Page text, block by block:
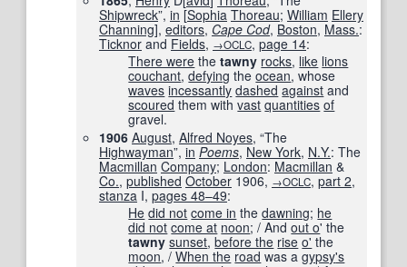
Shipwreck”, in [Sophia Thoreau; William Ellery
Channing], editors, Cape Cod, Boston, Mass.:
Ticknor and Fields, →OCLC, page 14:
There were thetawny rocks, like lions
couchant,defying theocean, whose
waves incessantly dashed against and
scoured them withvast quantities of
gravel.
1906 August, Alfred Noyes, “The
Highwayman”, in Poems, New York, N.Y.: The
Macmillan Company; London: Macmillan &
Co., published October 1906, →OCLC, part 2,
stanza I, pages 48–49:
He did not come in thedawning; he
did not come at noon; / Andout o' the
tawny sunset,before the rise o' the
moon, /When the road was agypsy's